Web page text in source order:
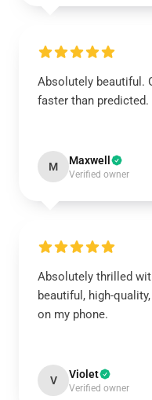
Absolutely beautiful.
faster than predicted.
M Maxwell
Verified owner
Absolutely thrilled
beautiful, high-
on my phone.
V Violet
Verified owner